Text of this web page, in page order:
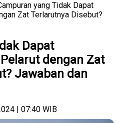
yang Tidak Dapat
Zat Terlarutnya Disebut?
Dapat
dengan Zat
Jawaban dan
| 07:40 WIB